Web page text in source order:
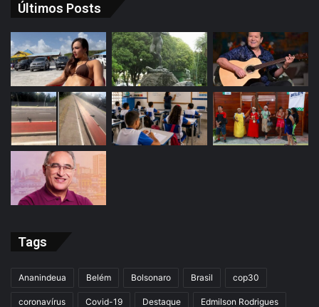
Últimos Posts
Tags
Ananindeua Belém Bolsonaro Brasil cop30
coronavírus Covid-19 Destaque Edmilson Rodrigues